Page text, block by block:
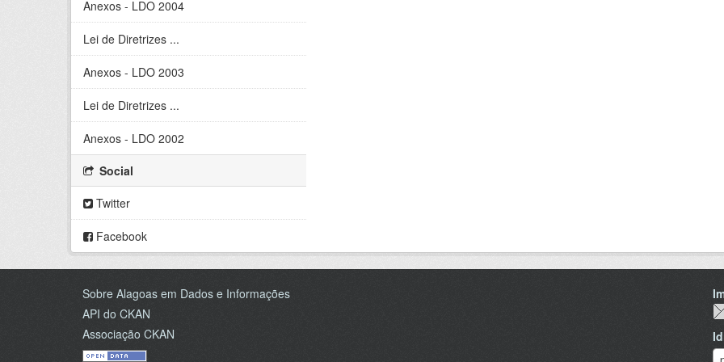
Anexos - LDO 2004
Lei de Diretrizes ...
Anexos - LDO 2003
Lei de Diretrizes ...
Anexos - LDO 2002
Social
Twitter
Facebook
Sobre Alagoas em Dados e Informações
API do CKAN
Associação CKAN